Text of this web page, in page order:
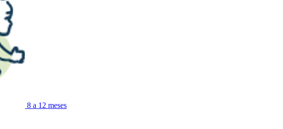
8 a 12 meses